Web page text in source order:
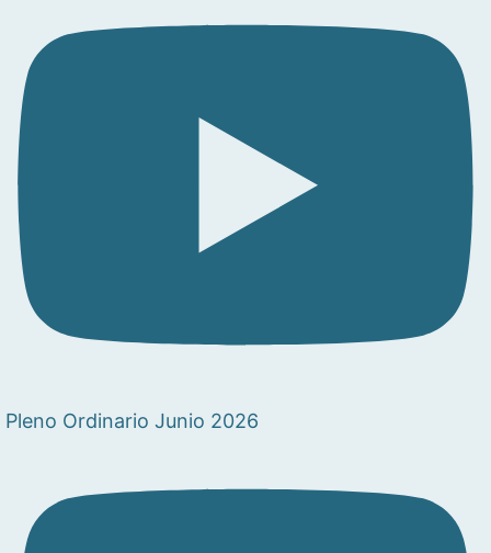
Pleno Ordinario Junio 2026